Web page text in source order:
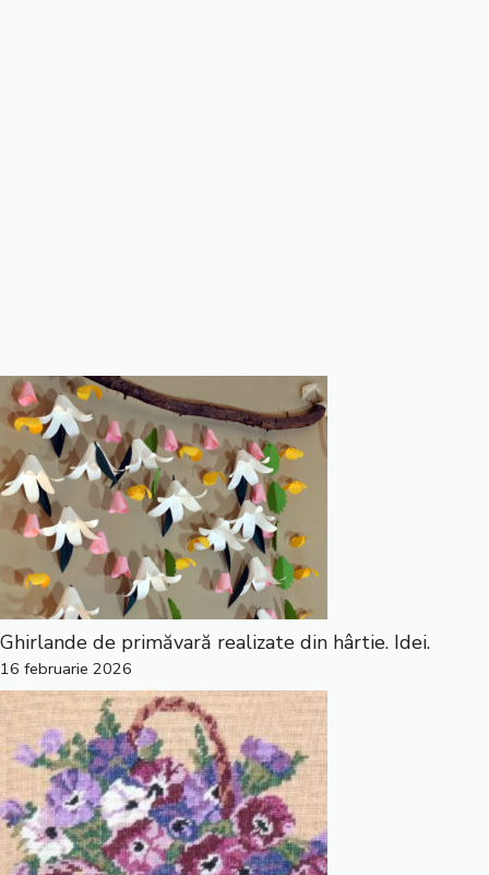
Ghirlande de primăvară realizate din hârtie. Idei.
16 februarie 2026